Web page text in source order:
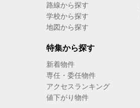
路線から探す
学校から探す
地図から探す
特集から探す
新着物件
専任・委任物件
アクセスランキング
値下がり物件